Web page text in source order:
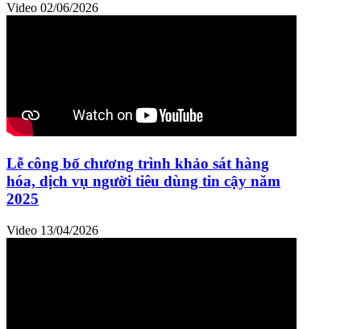
Video 02/06/2026
Lễ công bố chương trình khảo sát hàng
hóa, dịch vụ người tiêu dùng tin cậy năm
2025
Video 13/04/2026